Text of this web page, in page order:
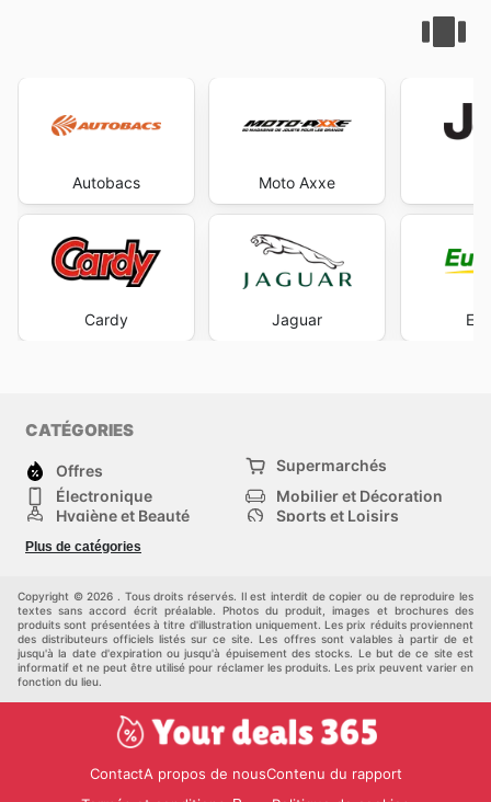
Autobacs
Cardy
Moto Axxe
Jaguar
CATÉGORIES
Offres
Supermarchés
Électronique
Mobilier et Décoration
Hygiène et Beauté
Sports et Loisirs
Mode
Animalerie
maison
Plus de catégories
Copyright © 2026 . Tous droits réservés. Il est interdit de copier ou de reproduire les
textes sans accord écrit préalable. Photos du produit, images et brochures des
produits sont présentées à titre d'illustration uniquement. Les prix réduits proviennent
des distributeurs officiels listés sur ce site. Les offres sont valables à partir de et
jusqu'à la date d'expiration ou jusqu'à épuisement des stocks. Le but de ce site est
informatif et ne peut être utilisé pour réclamer les produits. Les prix peuvent varier en
fonction du lieu.
ContactA propos de nousContenu du rapport